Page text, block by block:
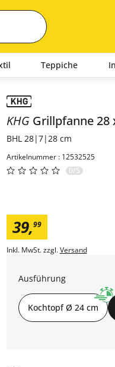
Teppiche
Inhalt der Seitenleiste
KHG Grillpfanne 28
BHL 28|7|28 cm
Artikelnummer : 12532525
0/5
39,99
Inkl. MwSt. zzgl.Versand
Ausführung
Kochtopf Ø 24 cm